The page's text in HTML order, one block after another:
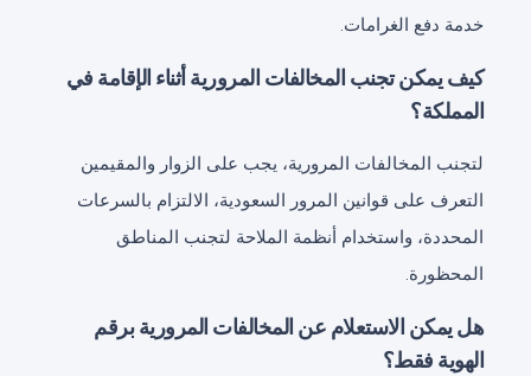
خدمة دفع الغرامات.
كيف يمكن تجنب المخالفات المرورية أثناء الإقامة في
المملكة؟
لتجنب المخالفات المرورية، يجب على الزوار والمقيمين
التعرف على قوانين المرور السعودية، الالتزام بالسرعات
المحددة، واستخدام أنظمة الملاحة لتجنب المناطق
المحظورة.
هل يمكن الاستعلام عن المخالفات المرورية برقم
الهوية فقط؟